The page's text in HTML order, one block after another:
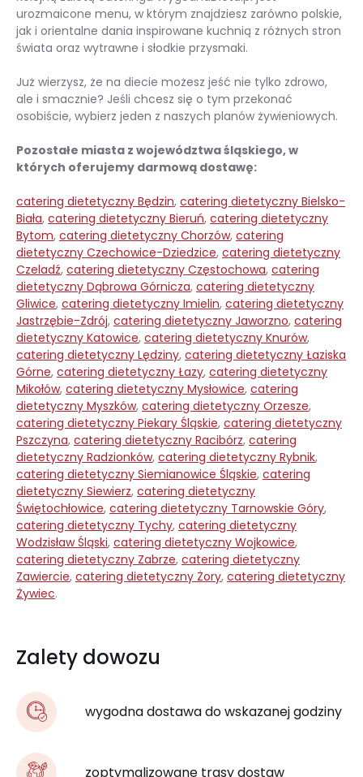
urozmaicone menu, w którym znajdziesz zarówno polskie,
jak i orientalne dania inspirowane kuchnią z różnych stron
świata oraz wytrawne i słodkie przysmaki.
Już wierzysz, że na diecie możesz jeść nie tylko zdrowo,
ale i smacznie? Jeśli chcesz się o tym przekonać
osobiście, wybierz jeden z naszych planów żywieniowych.
Pozostałe miasta z województwa śląskiego, w
których oferujemy darmową dostawę:
catering dietetyczny Będzin, catering dietetyczny Bielsko-
Biała, catering dietetyczny Bieruń, catering dietetyczny
Bytom, catering dietetyczny Chorzów, catering
dietetyczny Czechowice-Dziedzice, catering dietetyczny
Czeladź, catering dietetyczny Częstochowa, catering
dietetyczny Dąbrowa Górnicza, catering dietetyczny
Gliwice, catering dietetyczny Imielin, catering dietetyczny
Jastrzębie-Zdrój, catering dietetyczny Jaworzno, catering
dietetyczny Katowice, catering dietetyczny Knurów,
catering dietetyczny Lędziny, catering dietetyczny Łaziska
Górne, catering dietetyczny Łazy, catering dietetyczny
Mikołów, catering dietetyczny Mysłowice, catering
dietetyczny Myszków, catering dietetyczny Orzesze,
catering dietetyczny Piekary Śląskie, catering dietetyczny
Pszczyna, catering dietetyczny Racibórz, catering
dietetyczny Radzionków, catering dietetyczny Rybnik,
catering dietetyczny Siemianowice Śląskie, catering
dietetyczny Siewierz, catering dietetyczny
Świętochłowice, catering dietetyczny Tarnowskie Góry,
catering dietetyczny Tychy, catering dietetyczny
Wodzisław Śląski, catering dietetyczny Wojkowice,
catering dietetyczny Zabrze, catering dietetyczny
Zawiercie, catering dietetyczny Żory, catering dietetyczny
Żywiec.
Zalety dowozu
wygodna dostawa do wskazanej godziny
zoptymalizowane trasy dostaw